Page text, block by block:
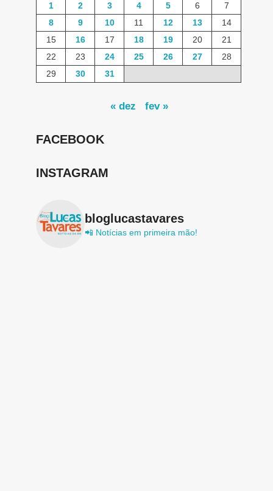
1 2 3 4 5 6
7
8
9 10 11 12 13
14
15
16 17 18 19 20
21
22
23 24 25 26 27
28
29
30 31
« dez fev »
FACEBOOK
INSTAGRAM
bloglucastavares
📲 Notícias em primeira mão!